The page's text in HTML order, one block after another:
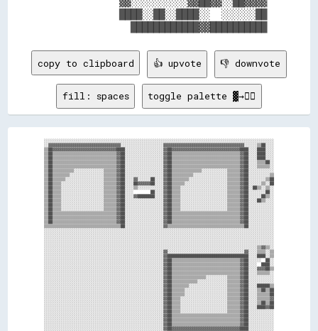
            ████░░██░░████░░  ░░░░░░██
copy to clipboard 👍 upvote 👎 downvote
fill: spaces toggle palette ▓→✊🏽
░░░░░░░░░░░░░░░░░░░░░░░░░░░░░░░░░░░░░░░░░░░░░░░░░░░░░░░░░░░░░░░░░░░░░░░░░░░░░░░░░░░░░░░░░░░░░░░░░░░░░░░░░░░░
░░▓▓▓▓▓▓▓▓▓▓▓▓▓▓▓▓▓▓▓▓▓▓▓▓▓▓▓▓▓▓▓▓▓▓░░░░░░░░░░░░░░░░░░░░▓▓▓▓▓▓▓▓▓▓▓▓▓▓▓▓▓▓▓▓▓▓▓▓▓▓▓▓▓▓▓▓▓▓▓▓▓▓░░░░░░▒▒██░░░░
▒▒██▓▓▓▓▓▓▓▓▓▓▓▓▓▓▓▓▓▓▓▓▓▓▓▓▓▓▓▓▓▓████░░░░░░░░░░░░░░░░░░▓▓██▓▓▓▓▓▓▓▓▓▓▓▓▓▓▓▓▓▓▓▓▓▓▓▓▓▓▓▓▓▓▓▓████░░░░████░░░░
▒▒██▒▒▒▒▒▒▒▒▒▒▒▒▒▒▒▒▒▒▒▒▒▒▒▒▒▒▒▒▒▒▓▓██░░░░░░░░░░░░░░░░░░▓▓██▒▒▒▒▒▒▒▒▒▒▒▒▒▒▒▒▒▒▒▒▒▒▒▒▒▒▒▒▒▒▒▒▓▓██░░░░████░░░░
▒▒██▒▒▒▒▒▒▒▒▒▒▒▒▒▒▒▒▒▒▒▒▒▒▒▒▒▒▒▒▒▒▓▓██░░░░░░░░░░░░░░░░░░▓▓██▒▒▒▒▒▒▒▒▒▒▒▒▒▒▒▒▒▒▒▒▒▒▒▒▒▒▒▒▒▒▒▒▓▓██░░░░████░░░░
▒▒██▒▒▒▒▒▒▒▒▒▒▒▒▒▒▒▒▒▒▒▒▒▒▒▒▒▒▒▒▒▒▓▓██░░░░░░░░░░░░░░░░░░▓▓██▒▒▒▒▒▒▒▒▒▒▒▒▒▒▒▒▒▒▒▒▒▒▒▒▒▒▒▒▒▒▒▒▓▓██░░░░▒▒▒▒██░░
▒▒██▒▒▒▒▒▒▒▒▒▒▒▒▒▒▒▒▒▒▒▒▒▒▒▒▒▒▒▒▒▒▓▓██░░░░░░░░░░░░░░░░░░▓▓██▒▒▒▒▒▒▒▒▒▒▒▒▒▒▒▒▒▒▒▒▒▒▒▒▒▒▒▒▒▒▒▒▓▓██░░░░▒▒▒▒▒▒░░
▒▒██▒▒▒▒▒▒▒▒▒▒░░░░░░░░░░░░░░▒▒▒▒▒▒▓▓██░░░░░░░░░░░░░░░░░░▓▓██▒▒▒▒▒▒▒▒▒▒▒▒▒▒░░░░░░░░░░░░▒▒▒▒▒▒▓▓██░░░░░░░░░░░░
▒▒██▒▒▒▒▒▒▒▒░░░░░░░░░░░░░░░░▒▒▒▒▒▒▓▓██░░░░░░░░░░░░░░░░░░▓▓██▒▒▒▒▒▒▒▒▒▒░░░░░░░░░░░░░░░░▒▒▒▒▒▒▓▓██░░░░░░░░░░▒▒
▒▒██▒▒▒▒▒▒░░░░░░░░░░░░░░░░░░▒▒▒▒▒▒▓▓██░░░░▓▓░░░░░░██░░░░▓▓██▒▒▒▒▒▒▒▒░░░░░░░░░░░░░░░░░░▒▒▒▒▒▒▓▓██░░░░░░░░▒▒██
▒▒██▒▒▒▒░░░░░░░░░░░░░░░░░░░░▒▒▒▒▒▒▓▓██░░░░██▓▓▓▓▓▓██░░░░▓▓██▒▒▒▒▒▒░░░░░░░░░░░░░░░░░░░░▒▒▒▒▒▒▓▓██░░░░░░▒▒░░██
▒▒██▒▒▒▒░░░░░░░░░░░░░░░░░░░░▒▒▒▒▒▒▓▓██░░░░▒▒░░░░░░░░░░░░▓▓██▒▒▒▒░░░░░░░░░░░░░░░░░░░░░░▒▒▒▒▒▒▓▓██░░██▒▒░░▒▒░░
▒▒██▒▒▒▒░░░░░░░░░░░░░░░░░░░░▒▒▒▒▒▒▓▓██░░░░        ██░░░░▓▓██▒▒▒▒░░░░░░░░░░░░░░░░░░░░░░▒▒▒▒▒▒▓▓██░░░░░░░░██░░
▒▒██▒▒▒▒░░░░░░░░░░░░░░░░░░░░▒▒▒▒▒▒▓▓██░░░░▓▓████████░░░░▓▓██▒▒▒▒░░░░░░░░░░░░░░░░░░░░░░▒▒▒▒▒▒▓▓██░░░░░░██▒▒░░
▒▒██▒▒▒▒░░░░░░░░░░░░░░░░░░░░▒▒▒▒▒▒▓▓██░░░░░░░░░░░░░░░░░░▓▓██▒▒▒▒░░░░░░░░░░░░░░░░░░░░░░▒▒▒▒▒▒▓▓██░░░░██▒▒░░░░
▒▒██▒▒▒▒░░░░░░░░░░░░░░░░░░░░▒▒▒▒▒▒▓▓██░░░░░░░░░░░░░░░░░░▓▓██▒▒▒▒░░░░░░░░░░░░░░░░░░░░░░▒▒▒▒▒▒▓▓██░░░░░░░░░░░░
▒▒██▒▒▒▒░░░░░░░░░░░░░░░░░░░░▒▒▒▒▒▒▓▓██░░░░░░░░░░░░░░░░░░▓▓██▒▒▒▒░░░░░░░░░░░░░░░░░░░░░░▒▒▒▒▒▒▓▓██░░░░░░░░░░░░
▒▒██▒▒▒▒▒▒▒▒▒▒▒▒▒▒▒▒▒▒▒▒▒▒▒▒▒▒▒▒▒▒▓▓██░░░░░░░░░░░░░░░░░░▓▓██▒▒▒▒▒▒▒▒▒▒▒▒▒▒▒▒▒▒▒▒▒▒▒▒▒▒▒▒▒▒▒▒▓▓██░░░░░░░░░░░░
▒▒██▒▒▒▒▒▒▒▒▒▒▒▒▒▒▒▒▒▒▒▒▒▒▒▒▒▒▒▒▒▒▓▓██░░░░░░░░░░░░░░░░░░▓▓██▒▒▒▒▒▒▒▒▒▒▒▒▒▒▒▒▒▒▒▒▒▒▒▒▒▒▒▒▒▒▒▒▓▓██░░░░░░░░░░░░
▒▒██▒▒▒▒▒▒▒▒▒▒▒▒▒▒▒▒▒▒▒▒▒▒▒▒▒▒▒▒▒▒▓▓██░░░░░░░░░░░░░░░░░░▓▓██▒▒▒▒▒▒▒▒▒▒▒▒▒▒▒▒▒▒▒▒▒▒▒▒▒▒▒▒▒▒▒▒▓▓██░░░░░░░░░░░░
▒▒▒▒▒▒▒▒▒▒▒▒▒▒▒▒▒▒▒▒▒▒▒▒▒▒▒▒▒▒▒▒▒▒▒▒██░░░░░░░░░░░░░░░░░░▓▓▒▒▒▒▒▒▒▒▒▒▒▒▒▒▒▒▒▒▒▒▒▒▒▒▒▒▒▒▒▒▒▒▒▒▒▒██░░░░░░░░░░░░
░░░░░░░░░░░░░░░░░░░░░░░░░░░░░░░░░░░░░░░░░░░░░░░░░░░░░░░░░░░░░░░░░░░░░░░░░░░░░░░░░░░░░░░░░░░░░░░░░░░░░░░░░░░░
░░░░░░░░░░░░░░░░░░░░░░░░░░░░░░░░░░░░░░░░░░░░░░░░░░░░░░░░░░░░░░░░░░░░░░░░░░░░░░░░░░░░░░░░░░░░░░░░░░░░░░░░░░░░
░░░░░░░░░░░░░░░░░░░░░░░░░░░░░░░░░░░░░░░░░░░░░░░░░░░░░░░░░░░░░░░░░░░░░░░░░░░░░░░░░░░░░░░░░░░░░░░░░░░░░░░░░░░░
░░░░░░░░░░░░░░░░░░░░░░░░░░░░░░░░░░░░░░░░░░░░░░░░░░░░░░░░░░░░░░░░░░░░░░░░░░░░░░░░░░░░░░░░░░░░░░░░░░░░░░░░░░░░
░░░░░░░░░░░░░░░░░░░░░░░░░░░░░░░░░░░░░░░░░░░░░░░░░░░░░░░░░░░░░░░░░░░░░░░░░░░░░░░░░░░░░░░░░░░░░░░░░░░░▒▒▓▓▒▒░░
░░░░░░░░░░░░░░░░░░░░░░░░░░░░░░░░░░░░░░░░░░░░░░░░░░░░░░░░▓▓░░░░░░░░░░░░░░░░░░░░░░░░░░░░░░░░░░░░▓▓░░░░▒▒▒▒░░▒▒
░░░░░░░░░░░░░░░░░░░░░░░░░░░░░░░░░░░░░░░░░░░░░░░░░░░░░░░░▓▓██████████████████████████████████████░░░░████░░▒▒
░░░░░░░░░░░░░░░░░░░░░░░░░░░░░░░░░░░░░░░░░░░░░░░░░░░░░░░░▓▓██▒▒▒▒▒▒▒▒▒▒▒▒▒▒▒▒▒▒▒▒▒▒▒▒▒▒▒▒▒▒▒▒▓▓██░░░░░░  ██░░
░░░░░░░░░░░░░░░░░░░░░░░░░░░░░░░░░░░░░░░░░░░░░░░░░░░░░░░░▓▓██▒▒▒▒▒▒▒▒▒▒▒▒▒▒▒▒▒▒▒▒▒▒▒▒▒▒▒▒▒▒▒▒▓▓██░░░░  ████░░
░░░░░░░░░░░░░░░░░░░░░░░░░░░░░░░░░░░░░░░░░░░░░░░░░░░░░░░░▓▓██▒▒▒▒▒▒▒▒▒▒▒▒▒▒▒▒▒▒▒▒▒▒▒▒▒▒▒▒▒▒▒▒▓▓██░░░░▓▓▓▓██▒▒
░░░░░░░░░░░░░░░░░░░░░░░░░░░░░░░░░░░░░░░░░░░░░░░░░░░░░░░░▓▓██▒▒▒▒▒▒▒▒▒▒▒▒▒▒▒▒▒▒▒▒▒▒▒▒▒▒▒▒▒▒▒▒▓▓██░░░░▒▒▒▒▒▒░░
░░░░░░░░░░░░░░░░░░░░░░░░░░░░░░░░░░░░░░░░░░░░░░░░░░░░░░░░▓▓██▒▒▒▒▒▒▒▒▒▒▒▒▒▒▒▒░░░░░░░░░░▒▒▒▒▒▒▓▓██░░░░░░░░░░░░
░░░░░░░░░░░░░░░░░░░░░░░░░░░░░░░░░░░░░░░░░░░░░░░░░░░░░░░░▓▓██▒▒▒▒▒▒▒▒▒▒▒▒░░░░░░░░░░░░░░▒▒▒▒▒▒▓▓██░░░░░░░░░░░░
░░░░░░░░░░░░░░░░░░░░░░░░░░░░░░░░░░░░░░░░░░░░░░░░░░░░░░░░▓▓██▒▒▒▒▒▒▒▒░░░░░░░░░░░░░░░░░░▒▒▒▒▒▒▓▓██░░░░██████▒▒
░░░░░░░░░░░░░░░░░░░░░░░░░░░░░░░░░░░░░░░░░░░░░░░░░░░░░░░░▓▓██▒▒▒▒▒▒░░░░░░░░░░░░░░░░░░░░▒▒▒▒▒▒▓▓██░░░░▒▒██▒▒██
░░░░░░░░░░░░░░░░░░░░░░░░░░░░░░░░░░░░░░░░░░░░░░░░░░░░░░░░▓▓██▒▒▒▒▒▒░░░░░░░░░░░░░░░░░░░░▒▒▒▒▒▒▓▓██░░░░▒▒▒▒▒▒██
░░░░░░░░░░░░░░░░░░░░░░░░░░░░░░░░░░░░░░░░░░░░░░░░░░░░░░░░▓▓██▒▒▒▒░░░░░░░░░░░░░░░░░░░░░░▒▒▒▒▒▒▓▓██░░░░▒▒▒▒▒▒▓▓
░░░░░░░░░░░░░░░░░░░░░░░░░░░░░░░░░░░░░░░░░░░░░░░░░░░░░░░░▓▓██▒▒▒▒░░░░░░░░░░░░░░░░░░░░░░▒▒▒▒▒▒▓▓██░░░░▒▒██▒▒██
░░░░░░░░░░░░░░░░░░░░░░░░░░░░░░░░░░░░░░░░░░░░░░░░░░░░░░░░▓▓██▒▒▒▒░░░░░░░░░░░░░░░░░░░░░░▒▒▒▒▒▒▓▓██░░░░████▓▓██
░░░░░░░░░░░░░░░░░░░░░░░░░░░░░░░░░░░░░░░░░░░░░░░░░░░░░░░░▓▓██▒▒▒▒░░░░░░░░░░░░░░░░░░░░░░▒▒▒▒▒▒▓▓██░░░░░░░░░░░░
░░░░░░░░░░░░░░░░░░░░░░░░░░░░░░░░░░░░░░░░░░░░░░░░░░░░░░░░▓▓██▒▒▒▒▒▒▒▒▒▒▒▒▒▒▒▒▒▒▒▒▒▒▒▒▒▒▒▒▒▒▒▒▓▓██░░░░░░░░░░░░
░░░░░░░░░░░░░░░░░░░░░░░░░░░░░░░░░░░░░░░░░░░░░░░░░░░░░░░░▓▓██▒▒▒▒▒▒▒▒▒▒▒▒▒▒▒▒▒▒▒▒▒▒▒▒▒▒▒▒▒▒▒▒▓▓██░░░░░░░░░░░░
░░░░░░░░░░░░░░░░░░░░░░░░░░░░░░░░░░░░░░░░░░░░░░░░░░░░░░░░▓▓██▒▒▒▒▒▒▒▒▒▒▒▒▒▒▒▒▒▒▒▒▒▒▒▒▒▒▒▒▒▒▒▒▓▓██░░░░░░░░░░░░
░░░░░░░░░░░░░░░░░░░░░░░░░░░░░░░░░░░░░░░░░░░░░░░░░░░░░░░░▓▓██▓▓▓▓▓▓▓▓▓▓▓▓▓▓▓▓▓▓▓▓▓▓▓▓▓▓▓▓▓▓▓▓████░░░░░░░░░░░░